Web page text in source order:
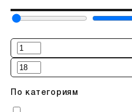
По категориям